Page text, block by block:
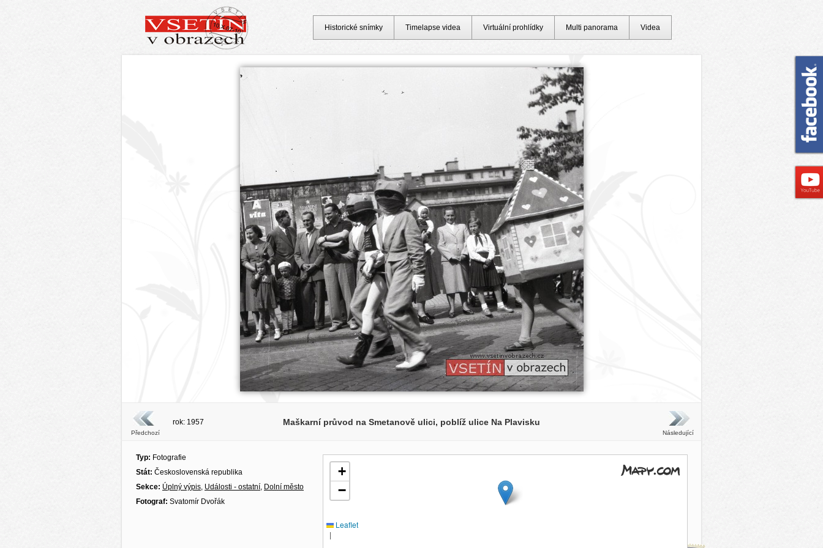
Předchozí
rok: 1957 Maškarní průvod na Smetanově ulici, poblíž ulice Na Plavisku
Následující
Typ: Fotografie
Stát: Československá republika
Sekce: Úplný výpis, Události - ostatní, Dolní město
Fotograf: Svatomír Dvořák
+
−
Leaflet
|
Historické snímky Timelapse videa Virtuální prohlídky Multi panorama Videa